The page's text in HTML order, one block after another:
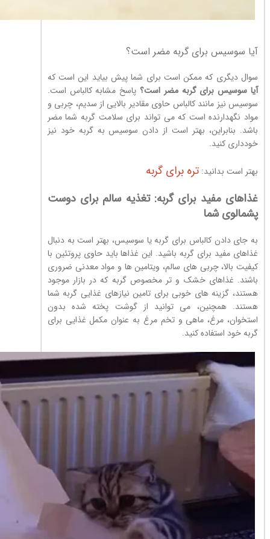
آیا سوسیس برای گربه مضر است؟
سوال دیگری که ممکن است برای شما پیش بیاید این است که
آیا سوسیس برای گربه مضر است؟ پاسخ مشابه کالباس است.
سوسیس نیز مانند کالباس حاوی مقادیر بالایی از سدیم، چربی و
مواد نگهدارنده است که می تواند برای سلامت گربه شما مضر
باشد. بنابراین، بهتر است از دادن سوسیس به گربه خود نیز
خودداری کنید.
بهتر است بدانید: تره برای گربه
غذاهای مفید برای گربه: تغذیه سالم برای دوست
پشمالوی شما
به جای دادن کالباس برای گربه یا سوسیس، بهتر است به دنبال
غذاهای مفید برای گربه باشید. این غذاها باید حاوی پروتئین با
کیفیت بالا، چربی های سالم، ویتامین ها و مواد معدنی ضروری
باشند. غذاهای خشک و تر مخصوص گربه که در بازار موجود
هستند، گزینه های خوبی برای تامین نیازهای غذایی گربه شما
هستند. همچنین، می توانید از گوشت پخته شده بدون
استخوان، مرغ، ماهی و تخم مرغ به عنوان مکمل غذایی برای
گربه خود استفاده کنید.